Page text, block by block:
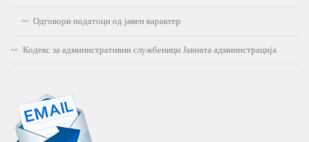
Одговори податоци од јавен карактер
Кодекс за административни службеници Јавната администрација